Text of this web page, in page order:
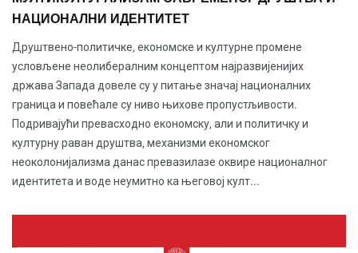
НАЦИОНАЛНИ ИДЕНТИТЕТ
Друштвено-политичке, економске и културне промене
условљене неолибералним концептом најразвијенијих
држава Запада довеле су у питање значај националних
граница и повећале су ниво њихове пропустљивости.
Подривајући превасходно економску, али и политичку и
културну раван друштва, механизми економског
неоколонијализма данас превазилазе оквире националног
идентитета и воде неумитно ка његовој култ...